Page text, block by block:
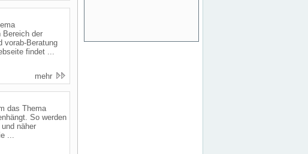
Bereich der
vorab-Beratung
findet ...
mehr
das Thema
So werden
näher
...